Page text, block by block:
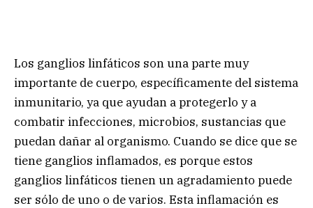
Los ganglios linfáticos son una parte muy
importante de cuerpo, específicamente del sistema
inmunitario, ya que ayudan a protegerlo y a
combatir infecciones, microbios, sustancias que
puedan dañar al organismo. Cuando se dice que se
tiene ganglios inflamados, es porque estos
ganglios linfáticos tienen un agradamiento puede
ser sólo de uno o de varios. Esta inflamación es